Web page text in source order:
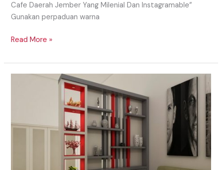
Cafe Daerah Jember Yang Milenial Dan Instagramable”
Gunakan perpaduan warna
Read More »
YANG